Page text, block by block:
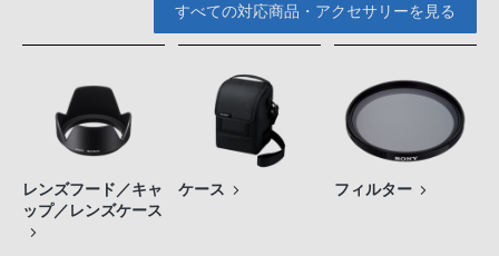
すべての対応商品・アクセサリーを見る
レンズフード／キャ
ップ／レンズケース
ケース フィルター